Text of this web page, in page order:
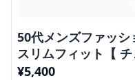
50代メンズファッ
スリムフィット【 チ
¥5,400